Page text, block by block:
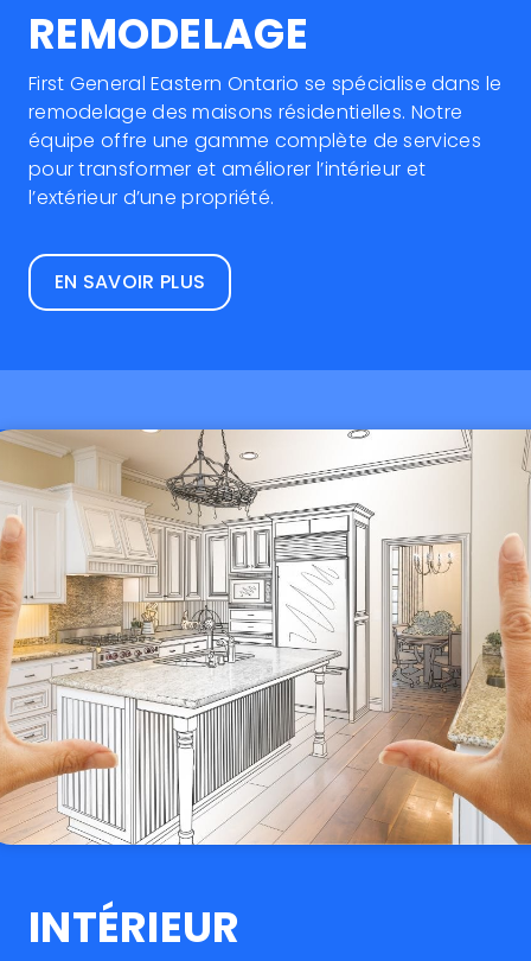
REMODELAGE
First General Eastern Ontario se spécialise dans le
remodelage des maisons résidentielles. Notre
équipe offre une gamme complète de services
pour transformer et améliorer l’intérieur et
l’extérieur d’une propriété.
EN SAVOIR PLUS
INTÉRIEUR